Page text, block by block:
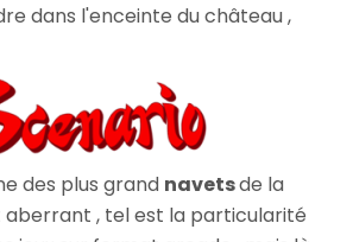
dans l'enceinte du château ,
des plus grand navetsde la
, tel est la particularité